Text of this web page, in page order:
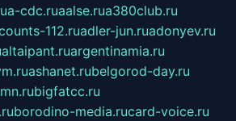
a-cdc.ruaalse.rua380club.ru
112.ruadler-jun.ruadonyev.ru
altaipant.ruargentinamia.ru
ashanet.rubelgorod-day.ru
bigfatcc.ru
borodino-media.rucard-voice.ru